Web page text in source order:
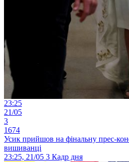
23:25
21/05
3
1674
Усик прийшов на фінальну прес-
вишиванці
23:25, 21/05 3 Кадр дня